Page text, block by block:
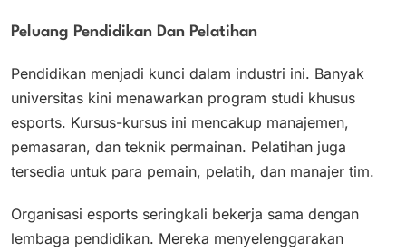
Peluang Pendidikan Dan Pelatihan
Pendidikan menjadi kunci dalam industri ini. Banyak
universitas kini menawarkan program studi khusus
esports. Kursus-kursus ini mencakup manajemen,
pemasaran, dan teknik permainan. Pelatihan juga
tersedia untuk para pemain, pelatih, dan manajer tim.
Organisasi esports seringkali bekerja sama dengan
lembaga pendidikan. Mereka menyelenggarakan